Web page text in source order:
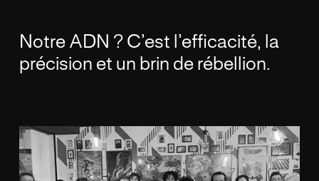
Notre ADN ? C’est l’efficacité, la
précision et un brin de rébellion.